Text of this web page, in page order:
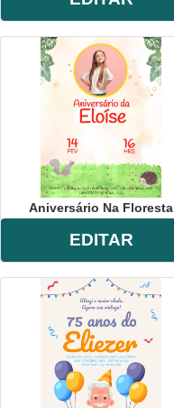
Aniversário Na Floresta
EDITAR